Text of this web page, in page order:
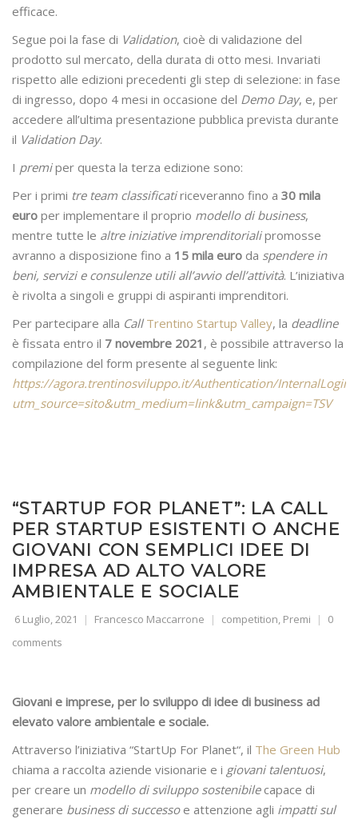
efficace.
Segue poi la fase di Validation, cioè di validazione del
prodotto sul mercato, della durata di otto mesi. Invariati
rispetto alle edizioni precedenti gli step di selezione: in fase
di ingresso, dopo 4 mesi in occasione del Demo Day, e, per
accedere all’ultima presentazione pubblica prevista durante
il Validation Day.
I premiper questa la terza edizione sono:
Per i primi tre team classificatiriceveranno fino a 30 mila
euro per implementare il proprio modello di business,
mentre tutte le altre iniziative imprenditorialipromosse
avranno a disposizione fino a 15 mila euro da spendere in
beni, servizi e consulenze utili all’avvio dell’attività. L’iniziativa
è rivolta a singoli e gruppi di aspiranti imprenditori.
Per partecipare alla Call Trentino Startup Valley, la deadline
è fissata entro il 7 novembre 2021 , è possibile attraverso la
compilazione del form presente al seguente link:
https://agora.trentinosviluppo.it/Authentication/
utm_source=sito&utm_medium=link&utm_campaign=TSV
“STARTUP FOR PLANET”: LA CALL
PER STARTUP ESISTENTI O ANCHE
GIOVANI CON SEMPLICI IDEE DI
IMPRESA AD ALTO VALORE
AMBIENTALE E SOCIALE
6 Luglio, 2021 Francesco Maccarrone competition, Premi
0
comments
Giovani e imprese, per lo sviluppo di idee di business ad
elevato valore ambientale e sociale.
Attraverso l’iniziativa “StartUp For Planet“, il The Green Hub
chiama a raccolta aziende visionarie e i giovani talentuosi,
per creare un modello di sviluppo sostenibilecapace di
generare business di successo e attenzione agli impatti sul